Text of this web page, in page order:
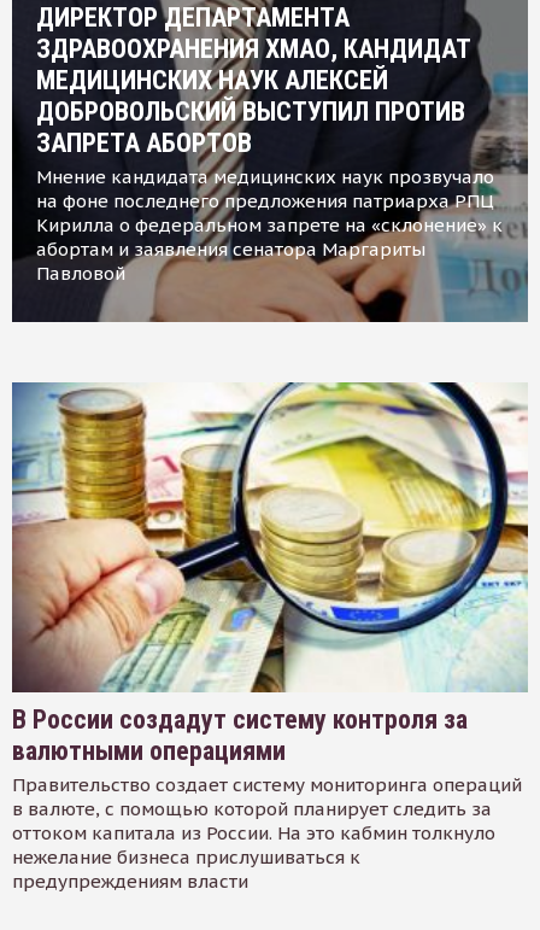
ДИРЕКТОР ДЕПАРТАМЕНТА
ЗДРАВООХРАНЕНИЯ ХМАО, КАНДИДАТ
МЕДИЦИНСКИХ НАУК АЛЕКСЕЙ
ДОБРОВОЛЬСКИЙ ВЫСТУПИЛ ПРОТИВ
ЗАПРЕТА АБОРТОВ
Мнение кандидата медицинских наук прозвучало
на фоне последнего предложения патриарха РПЦ
Кирилла о федеральном запрете на «склонение» к
абортам и заявления сенатора Маргариты
Павловой
В России создадут систему контроля за
валютными операциями
Правительство создает систему мониторинга операций
в валюте, с помощью которой планирует следить за
оттоком капитала из России. На это кабмин толкнуло
нежелание бизнеса прислушиваться к
предупреждениям власти